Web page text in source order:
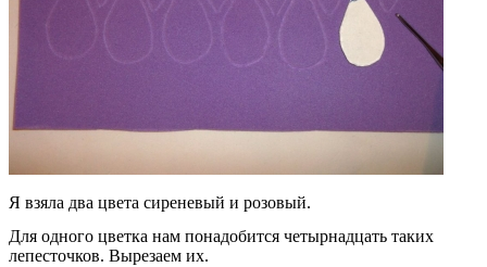
Я взяла два цвета сиреневый и розовый.
Для одного цветка нам понадобится четырнадцать таких
лепесточков. Вырезаем их.